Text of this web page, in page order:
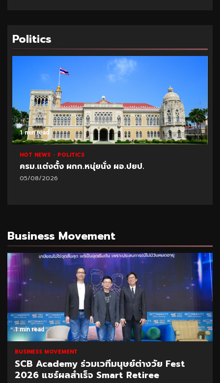
Politics
1 min read
HOT NEWS POLITICS
ครม.แต่งตั้ง ผกก.หนุ่ยนั่ง ผอ.ปยป.
05/08/2026
Business Movement
1 min read
BUSINESS MOVEMENT
SCB Academy ร่วมเวทีมนุษย์ต่างวัย Fest
2026 แชร์ผลสำเร็จ Smart Retiree